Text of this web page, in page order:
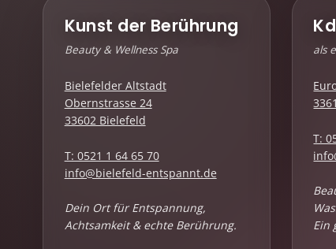
Kunst der Berührung
Beauty & Wellness Spa
Bielefelder Altstadt
Obernstrasse 24
33602 Bielefeld
T: 0521 1 64 65 70
info@bielefeld-entspannt.de
Dein Ort für Entspannung,
Achtsamkeit & echte Berührung.
als
T:
Ein